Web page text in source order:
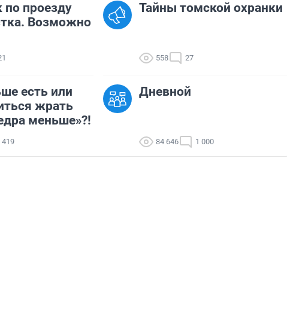
по проезду
Возможно
Тайны томской охранки
558 27
есть или
жрать
меньше»?!
419
Дневной
84 646 1 000